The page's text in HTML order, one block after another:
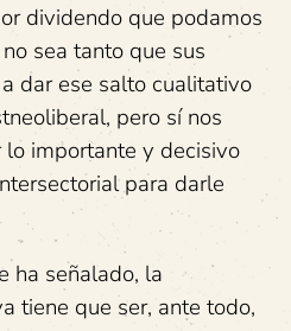
dividendo que podamos
sea tanto que sus
dar ese salto cualitativo
pero sí nos
importante y decisivo
para darle
ha señalado, la
tiene que ser, ante todo,